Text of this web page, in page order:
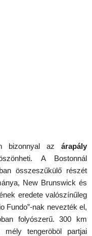
bizonnyal azárapály
A Bostonnál
összeszűkülő részét
New Brunswick és
eredete valószínűleg
Fundo”-nak nevezték el,
folyószerű. 300 km
tengeröböl partjai